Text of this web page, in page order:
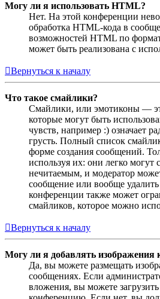
Могу ли я использовать HTML?
Нет. На этой конференции
обработка HTML-кода в
возможностей HTML по
может быть реализована с
Вернуться к началу
Что такое смайлики?
Смайлики, или эмотиконы —
которые могут быть
чувств, например :) означает
грусть. Полный список
форме создания сообщений.
используя их: они легко могут
нечитаемым, и модератор
сообщение или вообще
конференции также может
смайликов, которое можно
Вернуться к началу
Могу ли я добавлять изображения
Да, вы можете размещать
сообщениях. Если
вложения, вы можете